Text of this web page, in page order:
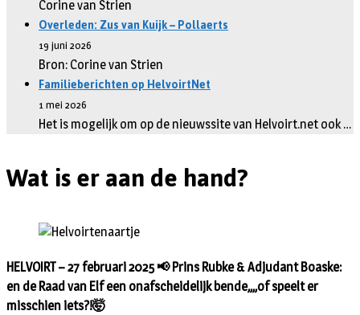
Corine van Strien
Overleden: Zus van Kuijk – Pollaerts
19 juni 2026
Bron: Corine van Strien
Familieberichten op HelvoirtNet
1 mei 2026
Het is mogelijk om op de nieuwssite van Helvoirt.net ook …
Wat is er aan de hand?
HELVOIRT – 27 februari 2025 📢 Prins Rubke & Adjudant Boaske:
en de Raad van Elf een onafscheidelijk bende,,,,of speelt er
misschien iets?!🤯